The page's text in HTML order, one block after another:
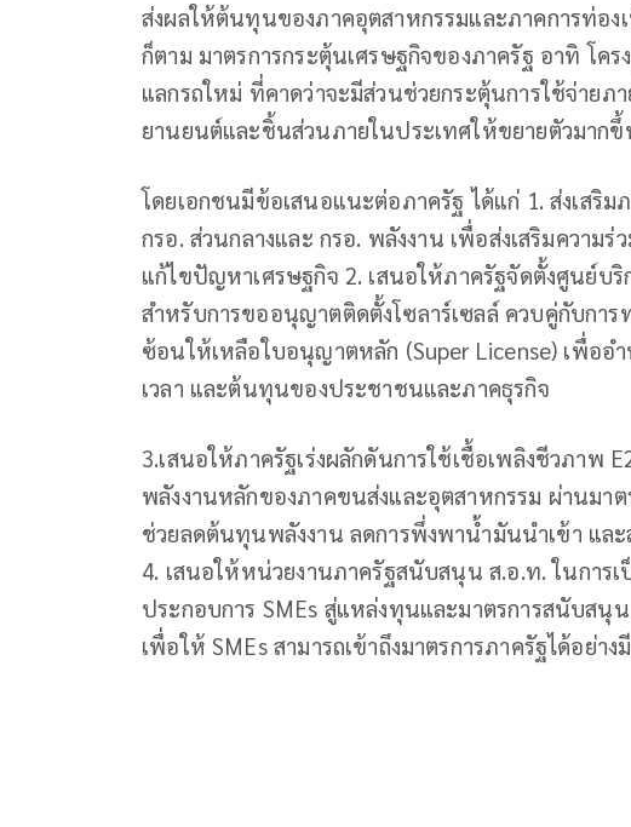
ส่งผลให้ต้นทุนของภาคอุตสาหกรรมและภาคการท่อง
ก็ตาม มาตรการกระตุ้นเศรษฐกิจของภาครัฐ อาทิ โคร
แลกรถใหม่ ที่คาดว่าจะมีส่วนช่วยกระตุ้นการใช้จ่าย
ยานยนต์และชิ้นส่วนภายในประเทศให้ขยายตัวมาก
โดยเอกชนมีข้อเสนอแนะต่อภาครัฐ ได้แก่ 1. ส่งเสริม
กรอ. ส่วนกลางและ กรอ. พลังงาน เพื่อส่งเสริมความ
แก้ไขปัญหาเศรษฐกิจ 2. เสนอให้ภาครัฐจัดตั้งศูนย์บริ
สำหรับการขออนุญาตติดตั้งโซลาร์เซลล์ ควบคู่กับกา
ซ้อนให้เหลือใบอนุญาตหลัก (Super License) เพื่ออำ
เวลา และต้นทุนของประชาชนและภาคธุรกิจ
3.เสนอให้ภาครัฐเร่งผลักดันการใช้เชื้อเพลิงชีวภาพ
พลังงานหลักของภาคขนส่งและอุตสาหกรรม ผ่านมา
ช่วยลดต้นทุนพลังงาน ลดการพึ่งพาน้ำมันนำเข้า แล
4. เสนอให้หน่วยงานภาครัฐสนับสนุน ส.อ.ท. ในการเ
ประกอบการ SMEs สู่แหล่งทุนและมาตรการสนับสนุ
เพื่อให้ SMEs สามารถเข้าถึงมาตรการภาครัฐได้อย่า